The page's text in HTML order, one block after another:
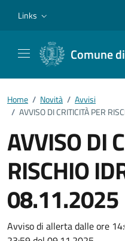
Links
Comune
Home / Novità / Avvisi
/ AVVISO DI CRITICITÀ PER
AVVISO DI
RISCHIO
08.11.2025
Dettagli della
Avviso di allerta dalle ore